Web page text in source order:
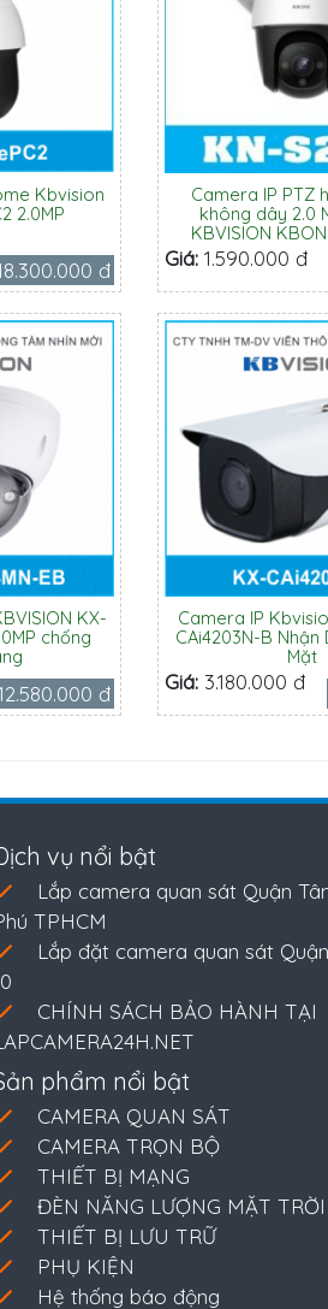
Kbvision
2.0MP
đ
Camera IP PTZ
không dây 2.0
KBVISION
Giá: 1.590.000 đ
KX-
chống
đ
Camera IP
CAi4203N-B Nhận
Mặt
Giá: 3.180.000 đ
vụ nổi bật
Lắp camera quan sát Quận
TPHCM
Lắp đặt camera quan sát Quận
CHÍNH SÁCH BẢO HÀNH TẠI
phẩm nổi bật
CAMERA QUAN SÁT
CAMERA TRỌN BỘ
THIẾT BỊ MẠNG
ĐÈN NĂNG LƯỢNG MẶT TRỜI
THIẾT BỊ LƯU TRỮ
PHỤ KIỆN
Hệ thống báo động